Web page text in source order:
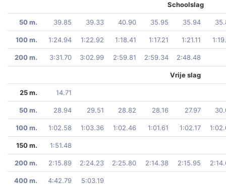
Schoolslag
50 m. 39.85 39.33 40.90 35.95 35.94
100 m. 1:24.94 1:22.92 1:18.41 1:17.21 1:21.11
200 m. 3:31.70 3:02.99 2:59.81 2:59.34 2:48.48
Vrije slag
25 m. 14.71
50 m. 28.94 29.51 28.82 28.16 27.97
100 m. 1:02.58 1:03.36 1:02.46 1:01.61 1:02.17
150 m. 1:51.48
200 m. 2:15.89 2:24.23 2:25.80 2:14.38 2:15.95
400 m. 4:42.79 5:03.19